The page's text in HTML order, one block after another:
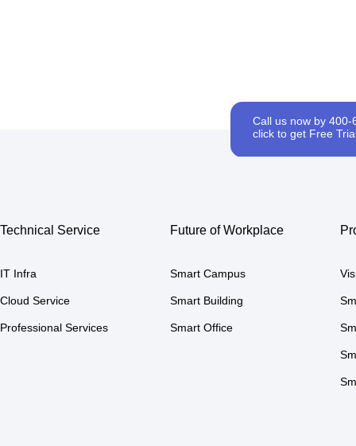
Call us now by 400-
click to get Free
Technical Service
IT Infra
Cloud Service
Professional Services
Future of Workplace
Smart Campus
Smart Building
Smart Office